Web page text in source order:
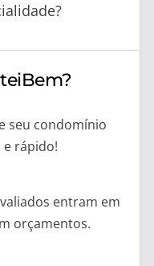
seu condomínio
e rápido!
entram em
orçamentos.